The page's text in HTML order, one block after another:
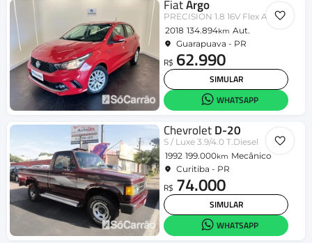
FiatArgo
PRECISION 1.8 16V Flex Aut.
2018 134.894km Aut.
Guarapuava - PR
R$ 62.990
SIMULAR
WHATSAPP
ChevroletD-20
S / Luxe 3.9/4.0 T.Diesel
1992 199.000km Mecânico
Curitiba - PR
R$ 74.000
SIMULAR
WHATSAPP